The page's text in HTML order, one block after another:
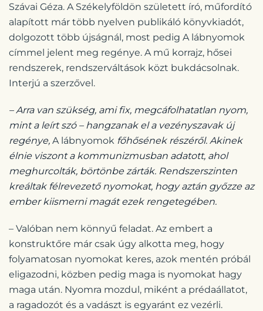
Szávai Géza. A Székelyföldön született író, műfordító
alapított már több nyelven publikáló könyvkiadót,
dolgozott több újságnál, most pedig A lábnyomok
címmel jelent meg regénye. A mű korrajz, hősei
rendszerek, rendszerváltások közt bukdácsolnak.
Interjú a szerzővel.
– Arra van szükség, ami fix, megcáfolhatatlan nyom,
mint a leírt szó – hangzanak el a vezényszavak új
regénye, A lábnyomok főhősének részéről. Akinek
élnie viszont a kommunizmusban adatott, ahol
meghurcolták, börtönbe zárták. Rendszerszinten
kreáltak félrevezető nyomokat, hogy aztán győzze az
ember kiismerni magát ezek rengetegében.
– Valóban nem könnyű feladat. Az embert a
konstruktőre már csak úgy alkotta meg, hogy
folyamatosan nyomokat keres, azok mentén próbál
eligazodni, közben pedig maga is nyomokat hagy
maga után. Nyomra mozdul, miként a prédaállatot,
a ragadozót és a vadászt is egyaránt ez vezérli.